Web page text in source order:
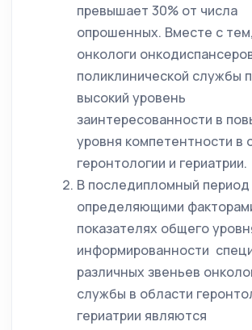
превышает 30% от числа
опрошенных. Вместе с
онкологи
поликлинической службы
высокий уровень
заинтересованности в
уровня компетентности в
геронтологии и гериатрии.
В последипломный период
определяющими
показателях общего
информированности
различных звеньев
службы в области
гериатрии являются